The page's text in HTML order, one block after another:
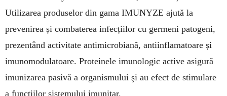
Utilizarea produselor din gama IMU­NYZE ajută la
prevenirea și combaterea infecțiilor cu germeni patogeni,
prezentând activitate antimicrobiană, antiinflamatoare și
imunomodulatoare. Proteinele imunologic active asigură
imunizarea pasivă a organismului şi au efect de stimulare
a funcțiilor sistemului imunitar.